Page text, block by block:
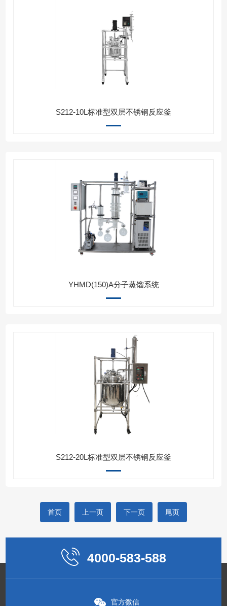
S212-10L标准型双层不锈钢反应釜
YHMD(150)A分子蒸馏系统
S212-20L标准型双层不锈钢反应釜
首页 上一页 下一页 尾页
4000-583-588
官方微信